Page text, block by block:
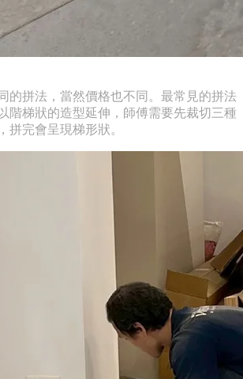
的拼法，當然價格也不同。最常見的拼法
階梯狀的造型延伸，師傅需要先裁切三種
拼完會呈現梯形狀。